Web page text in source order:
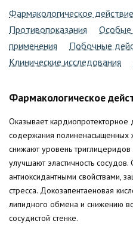
Фармакологическое действие
Противопоказания
Особые
применения
Побочные
Клинические исследования
Фармакологическое
Оказывает кардиопротекторное
содержания полиненасыщенных
снижают уровень
улучшают эластичность
антиоксидантными свойствами,
стресса. Докозапентаеновая
липидного обмена и снижению
сосудистой стенке.